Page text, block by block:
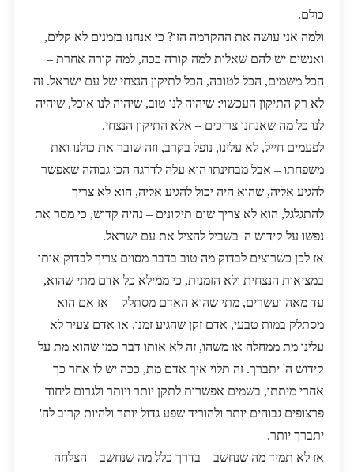
כולם.
ולמה אני עושה את ההקדמה הזו? כי אנחנו בזמנים לא קלים,
ואנשים יש להם שאלות למה קורה ככה, למה קורה אחרת –
הכל משמים, הכל לטובה, הכל לתיקון הנצחי של עם ישראל. זה
לא רק התיקון העכשוי: שיהיה לנו טוב, שיהיה לנו אוכל, שיהיה
לנו כל מה שאנחנו צריכים – אלא התיקון הנצחי.
לפעמים חייל, לא עלינו, נופל בקרב, וזה שובר את כולנו ואת
משפחתו – אבל מבחינתו הוא עלה לדרגה הכי גבוהה שאפשר
להגיע אליה, שהוא היה יכול להגיע אליה, הוא לא צריך
להתגלגל, הוא לא צריך שום תיקונים – נהיה קדוש, כי מסר את
נפשו על קידוש ה' בשביל להציל את עם ישראל.
אז לכן כשרוצים לבדוק מה טוב בדבר מסוים צריך לבדוק אותו
במציאות הנצחית ולא הזמנית, כי ממילא כל אדם מתי שהוא,
עד מאה ועשרים, מתי שהוא האדם מסתלק – אז אם הוא
מסתלק במות טבעי, אדם זקן שהגיע זמנו, או אדם צעיר לא
עלינו מת ממחלה או משהו, זה לא אותו דבר כמו שהוא מת על
קידוש ה' יתברך. זה תלוי איך אדם מת, ככה יש לו אחר כך
אחרי מיתתו, בשמים אפשרות לתקן יותר ויותר ולגרום ליחוד
פרצופים גבוהים יותר ולהוריד שפע גדול יותר ולהיות קרוב לה'
יתברך יותר.
אז לא תמיד מה שנחשב – בדרך כלל מה שנחשב – הצלחה